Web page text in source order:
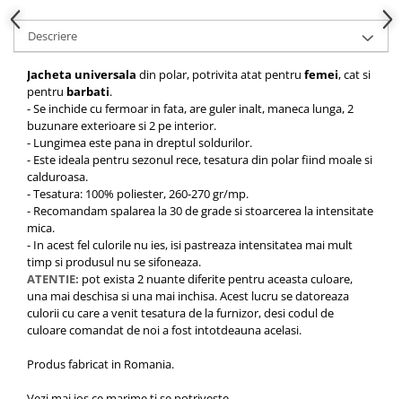
Descriere
Jacheta universala din polar, potrivita atat pentru femei, cat si
pentru barbati.
- Se inchide cu fermoar in fata, are guler inalt, maneca lunga, 2
buzunare exterioare si 2 pe interior.
- Lungimea este pana in dreptul soldurilor.
- Este ideala pentru sezonul rece, tesatura din polar fiind moale si
calduroasa.
- Tesatura: 100% poliester, 260-270 gr/mp.
- Recomandam spalarea la 30 de grade si stoarcerea la intensitate
mica.
- In acest fel culorile nu ies, isi pastreaza intensitatea mai mult
timp si produsul nu se sifoneaza.
ATENTIE: pot exista 2 nuante diferite pentru aceasta culoare,
una mai deschisa si una mai inchisa. Acest lucru se datoreaza
culorii cu care a venit tesatura de la furnizor, desi codul de
culoare comandat de noi a fost intotdeauna acelasi.
Produs fabricat in Romania.